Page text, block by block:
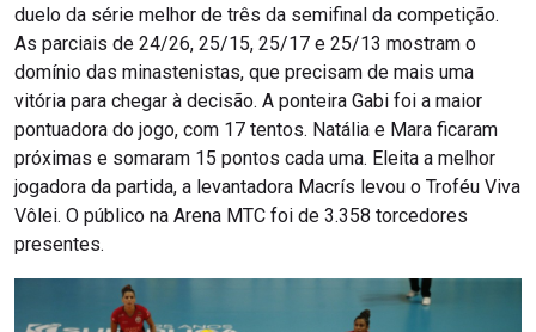
duelo da série melhor de três da semifinal da competição.
As parciais de 24/26, 25/15, 25/17 e 25/13 mostram o
domínio das minastenistas, que precisam de mais uma
vitória para chegar à decisão. A ponteira Gabi foi a maior
pontuadora do jogo, com 17 tentos. Natália e Mara ficaram
próximas e somaram 15 pontos cada uma. Eleita a melhor
jogadora da partida, a levantadora Macrís levou o Troféu Viva
Vôlei. O público na Arena MTC foi de 3.358 torcedores
presentes.